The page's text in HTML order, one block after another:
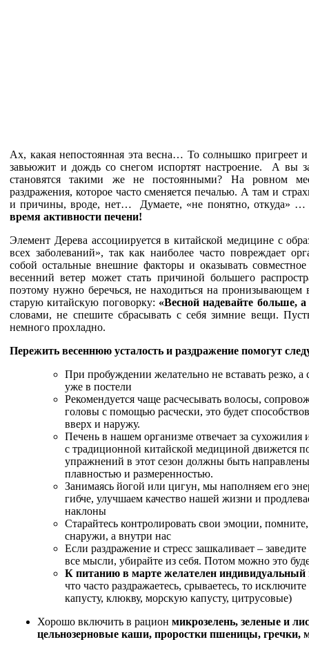
Ах, какая непостоянная эта весна… То солнышко пригреет
завьюжит и дождь со снегом испортят настроение. А вы
становятся такими же не постоянными? На ровном
раздражения, которое часто сменяется печалью. А там и
и причины, вроде, нет… Думаете, «не понятно, откуда»
время активности печени!
Элемент Дерева ассоциируется в китайской медицине с
всех заболеваний», так как наиболее часто повреждает
собой остальные внешние факторы и оказывать
весенний ветер может стать причиной большего
поэтому нужно беречься, не находиться на пронизывающем
старую китайскую поговорку: «Весной надевайте больше,
словами, не спешите сбрасывать с себя зимние вещи.
немного прохладно.
Пережить весеннюю усталость и раздражение помогут
При пробуждении желательно не вставать резко, а
уже в постели
Рекомендуется чаще расчесывать волосы,
головы с помощью расчески, это будет
вверх и наружу.
Печень в нашем организме отвечает за сухожилия
с традиционной китайской медициной движется
упражнений в этот сезон должны быть
плавностью и размеренностью.
Занимаясь йогой или цигун, мы наполняем его
гибче, улучшаем качество нашей жизни и
наклоны
Старайтесь контролировать свои эмоции,
снаружи, а внутри нас
Если раздражение и стресс зашкаливает –
все мысли, убирайте из себя. Потом можно это
К питанию в марте желателен индивидуальный
что часто раздражаетесь, срываетесь, то
капусту, клюкву, морскую капусту, цитрусовые)
Хорошо включить в рацион микрозелень, зеленые и
цельнозерновые каши, проростки пшеницы, гречки,